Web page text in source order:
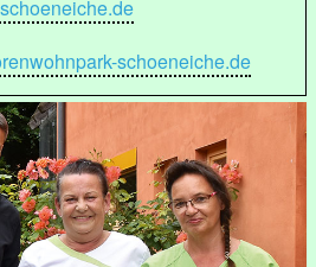
schoeneiche.de